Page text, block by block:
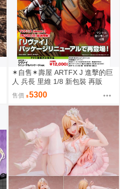
✶自售✶壽屋 ARTFX J 進擊的巨
人 兵長 里維 1/8 新包裝 再販
售價 5300